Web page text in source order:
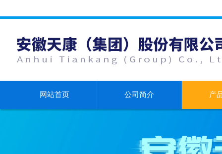
网站首页 公司简介 产